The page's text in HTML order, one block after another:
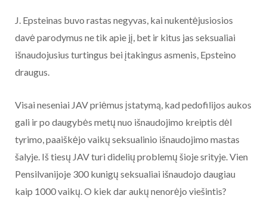
J. Epsteinas buvo rastas negyvas, kai nukentėjusiosios
davė parodymus ne tik apie jį, bet ir kitus jas seksualiai
išnaudojusius turtingus bei įtakingus asmenis, Epsteino
draugus.
Visai neseniai JAV priėmus įstatymą, kad pedofilijos aukos
gali ir po daugybės metų nuo išnaudojimo kreiptis dėl
tyrimo, paaiškėjo vaikų seksualinio išnaudojimo mastas
šalyje. Iš tiesų JAV turi didelių problemų šioje srityje. Vien
Pensilvanijoje 300 kunigų seksualiai išnaudojo daugiau
kaip 1000 vaikų. O kiek dar aukų nenorėjo viešintis?